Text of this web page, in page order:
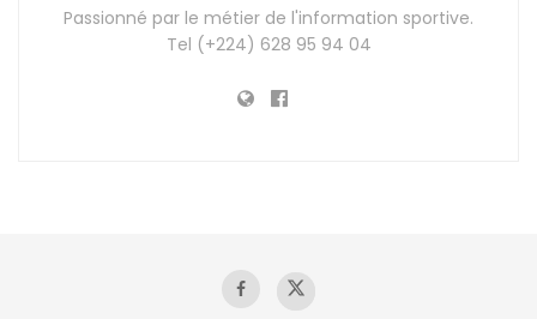
Passionné par le métier de l'information sportive.
Tel (+224) 628 95 94 04